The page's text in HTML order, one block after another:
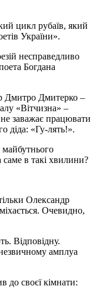
цикл рубаїв, який
України».
несправедливо
Богдана
Дмитро Дмитерко –
«Вітчизна» –
заважає працювати
діда: «Гу-лять!».
в такі хвилини?
Олександр
Очевидно,
Відповідну.
амплуа
до своєї кімнати: